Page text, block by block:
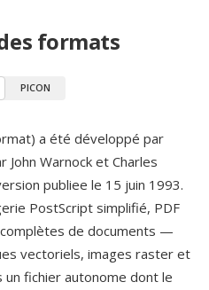
formats
PICON
a été développé par
John Warnock et Charles
publiee le 15 juin 1993.
PostScript simplifié, PDF
de documents —
vectoriels, images raster et
fichier autonome dont le